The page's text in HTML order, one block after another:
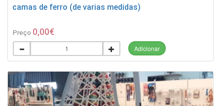
camas de ferro (de varias medidas)
Preço 0,00€
Adicionar